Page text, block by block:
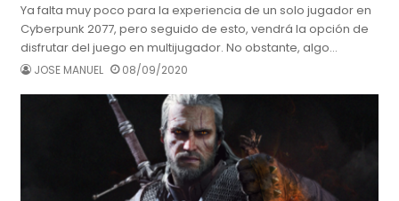
Ya falta muy poco para la experiencia de un solo jugador en
Cyberpunk 2077, pero seguido de esto, vendrá la opción de
disfrutar del juego en multijugador. No obstante, algo…
JOSE MANUEL 08/09/2020